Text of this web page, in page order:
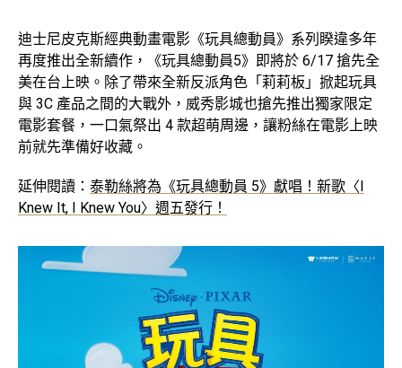
迪士尼皮克斯經典動畫電影《玩具總動員》系列睽違多年
再度推出全新續作，《玩具總動員5》即將於 6/17 搶先全
美在台上映。除了帶來全新反派角色「莉莉板」掀起玩具
與 3C 產品之間的大戰外，威秀影城也搶先推出獨家限定
電影套餐，一口氣祭出 4 款超萌周邊，讓粉絲在電影上映
前就先準備好收藏。
延伸閱讀： 泰勒絲將為《玩具總動員 5》獻唱！新歌〈I
Knew It, I Knew You〉週五發行！